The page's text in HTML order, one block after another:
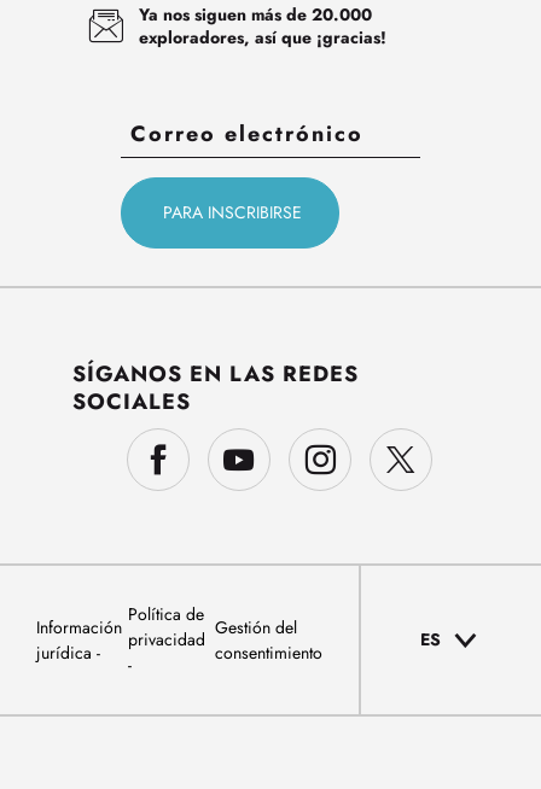
Ya nos siguen más de 20.000
exploradores, así que ¡gracias!
SÍGANOS EN LAS REDES
SOCIALES
Información
jurídica
Política de
privacidad
Gestión del
consentimiento
ES